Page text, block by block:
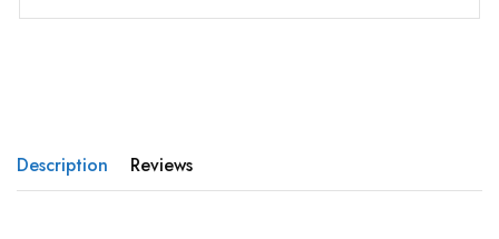
Description Reviews